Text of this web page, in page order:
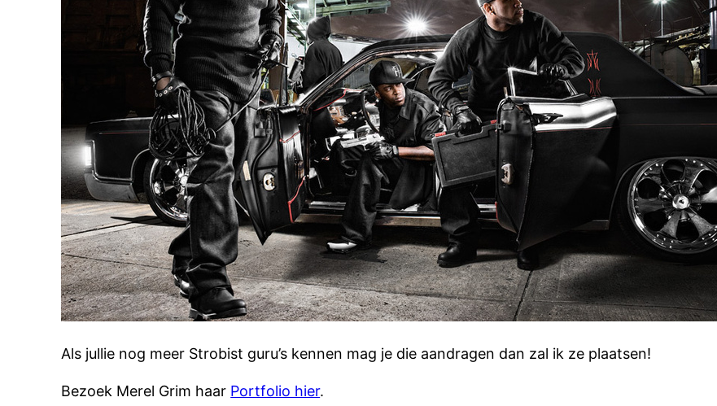
Als jullie nog meer Strobist guru’s kennen mag je die aandragen dan zal ik ze plaatsen!
Bezoek Merel Grim haar Portfolio hier.